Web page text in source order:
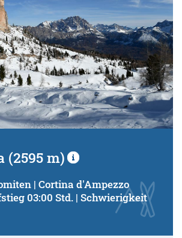
(2595 m)
| Cortina d'Ampezzo
03:00 Std. | Schwierigkeit